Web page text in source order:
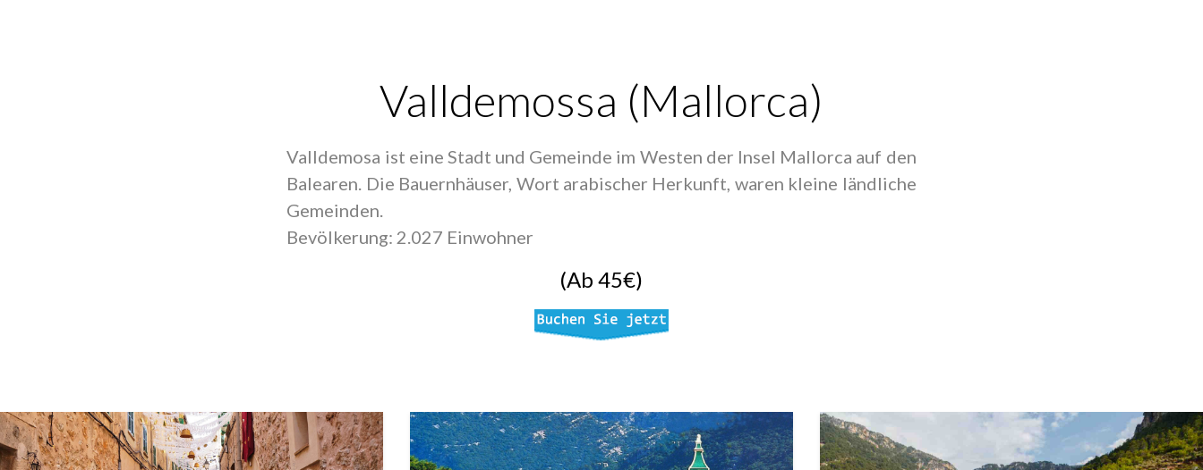
Valldemossa (Mallorca)
Valldemosa ist eine Stadt und Gemeinde im Westen der Insel Mallorca auf den
Balearen. Die Bauernhäuser, Wort arabischer Herkunft, waren kleine ländliche
Gemeinden.
Bevölkerung: 2.027 Einwohner
(Ab 45€)